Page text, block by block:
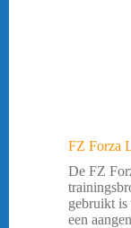
FZ Forza
De FZ
gebruikt
een